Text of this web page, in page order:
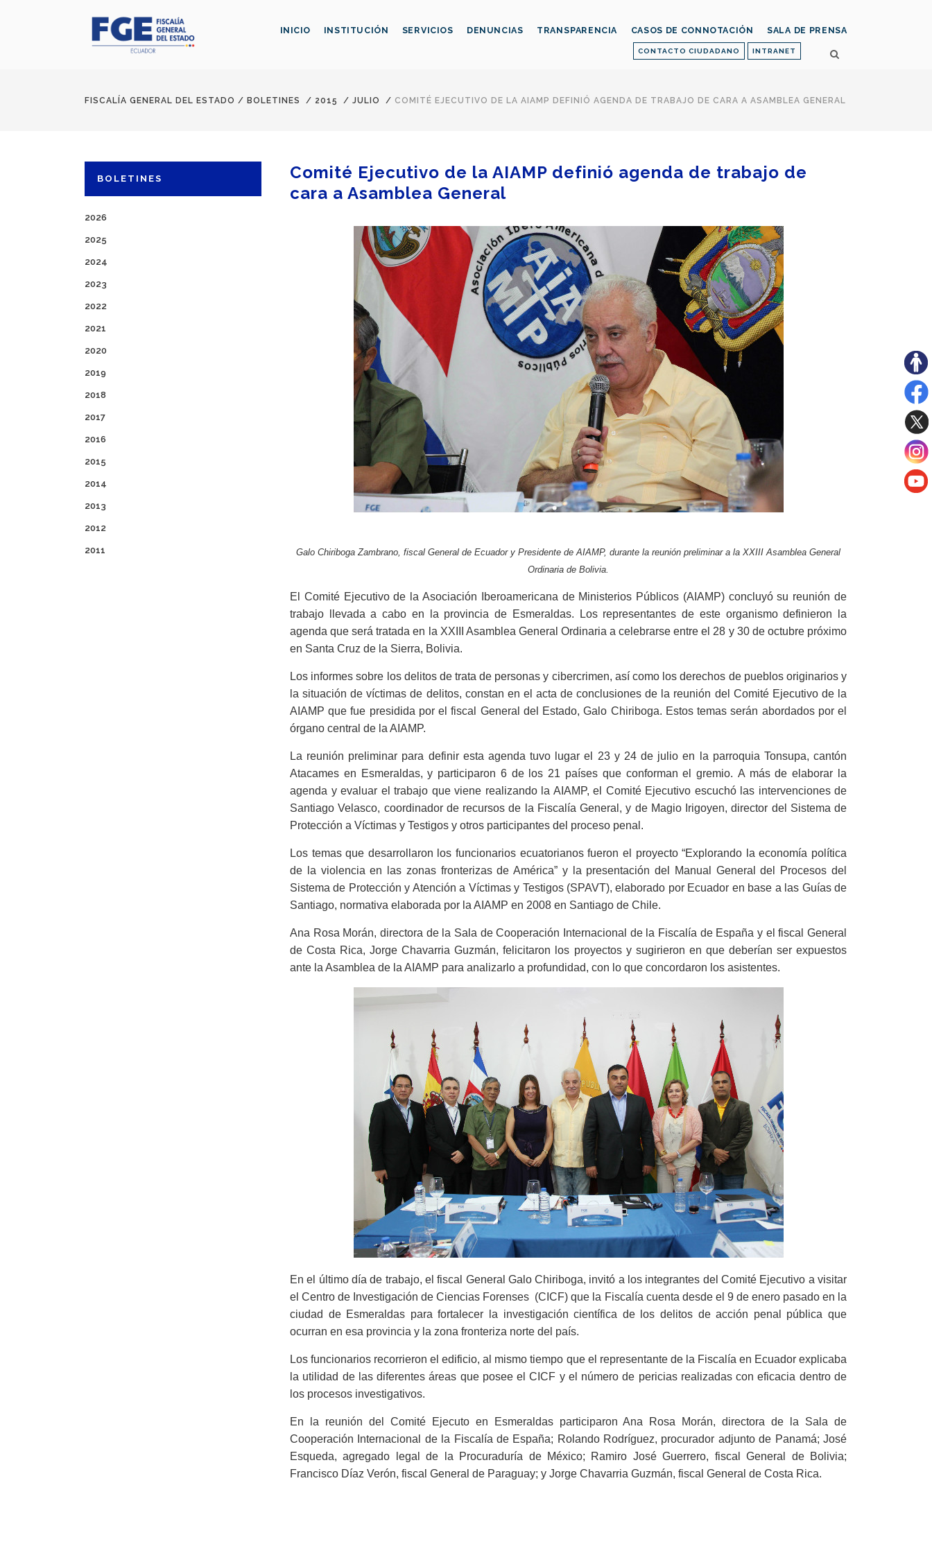
CONTACTO CIUDADANO INTRANET
INICIO INSTITUCIÓN SERVICIOS DENUNCIAS TRANSPARENCIA CASOS DE CONNOTACIÓN SALA DE PRENSA
FISCALÍA GENERAL DEL ESTADO / BOLETINES / 2015 / JULIO / COMITÉ EJECUTIVO DE LA AIAMP DEFINIÓ AGENDA DE TRABAJO DE CARA A ASAMBLEA GENERAL
BOLETINES
2026
2025
2024
2023
2022
2021
2020
2019
2018
2017
2016
2015
2014
2013
2012
2011
Comité Ejecutivo de la AIAMP definió agenda de trabajo de
cara a Asamblea General
Galo Chiriboga Zambrano, fiscal General de Ecuador y Presidente de AIAMP, durante la reunión preliminar a la XXIII Asamblea General
Ordinaria de Bolivia.
El Comité Ejecutivo de la Asociación Iberoamericana de Ministerios Públicos (AIAMP) concluyó su reunión de
trabajo llevada a cabo en la provincia de Esmeraldas. Los representantes de este organismo definieron la
agenda que será tratada en la XXIII Asamblea General Ordinaria a celebrarse entre el 28 y 30 de octubre próximo
en Santa Cruz de la Sierra, Bolivia.
Los informes sobre los delitos de trata de personas y cibercrimen, así como los derechos de pueblos originarios y
la situación de víctimas de delitos, constan en el acta de conclusiones de la reunión del Comité Ejecutivo de la
AIAMP que fue presidida por el fiscal General del Estado, Galo Chiriboga. Estos temas serán abordados por el
órgano central de la AIAMP.
La reunión preliminar para definir esta agenda tuvo lugar el 23 y 24 de julio en la parroquia Tonsupa, cantón
Atacames en Esmeraldas, y participaron 6 de los 21 países que conforman el gremio. A más de elaborar la
agenda y evaluar el trabajo que viene realizando la AIAMP, el Comité Ejecutivo escuchó las intervenciones de
Santiago Velasco, coordinador de recursos de la Fiscalía General, y de Magio Irigoyen, director del Sistema de
Protección a Víctimas y Testigos y otros participantes del proceso penal.
Los temas que desarrollaron los funcionarios ecuatorianos fueron el proyecto “Explorando la economía política
de la violencia en las zonas fronterizas de América” y la presentación del Manual General del Procesos del
Sistema de Protección y Atención a Víctimas y Testigos (SPAVT), elaborado por Ecuador en base a las Guías de
Santiago, normativa elaborada por la AIAMP en 2008 en Santiago de Chile.
Ana Rosa Morán, directora de la Sala de Cooperación Internacional de la Fiscalía de España y el fiscal General
de Costa Rica, Jorge Chavarria Guzmán, felicitaron los proyectos y sugirieron en que deberían ser expuestos
ante la Asamblea de la AIAMP para analizarlo a profundidad, con lo que concordaron los asistentes.
En el último día de trabajo, el fiscal General Galo Chiriboga, invitó a los integrantes del Comité Ejecutivo a visitar
el Centro de Investigación de Ciencias Forenses (CICF) que la Fiscalía cuenta desde el 9 de enero pasado en la
ciudad de Esmeraldas para fortalecer la investigación científica de los delitos de acción penal pública que
ocurran en esa provincia y la zona fronteriza norte del país.
Los funcionarios recorrieron el edificio, al mismo tiempo que el representante de la Fiscalía en Ecuador explicaba
la utilidad de las diferentes áreas que posee el CICF y el número de pericias realizadas con eficacia dentro de
los procesos investigativos.
En la reunión del Comité Ejecuto en Esmeraldas participaron Ana Rosa Morán, directora de la Sala de
Cooperación Internacional de la Fiscalía de España; Rolando Rodríguez, procurador adjunto de Panamá; José
Esqueda, agregado legal de la Procuraduría de México; Ramiro José Guerrero, fiscal General de Bolivia;
Francisco Díaz Verón, fiscal General de Paraguay; y Jorge Chavarria Guzmán, fiscal General de Costa Rica.